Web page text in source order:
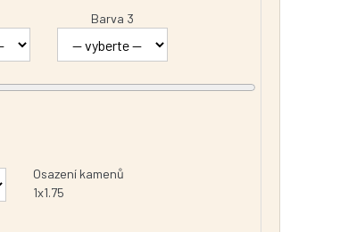
Barva 3
Osazení kamenů
1x1.75